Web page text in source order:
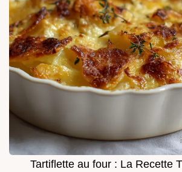
Tartiflette au four : La Recette